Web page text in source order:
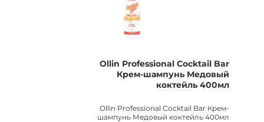
Ollin Professional Cocktail Bar
Крем-шампунь Медовый
коктейль 400мл
Ollin Professional Cocktail Bar Крем-
шампунь Медовый коктейль 400мл